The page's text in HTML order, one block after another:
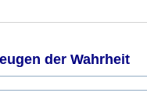
der Wahrheit